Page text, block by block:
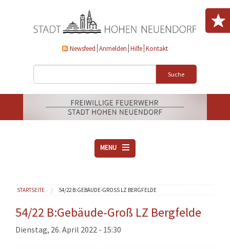
Newsfeed Anmelden Hilfe Kontakt
Suche
MENU
VEREINE
AKTUELLES
DOWNLOADS
Sie sind hier
STARTSEITE 54/22 B:GEBÄUDE-GROSS LZ BERGFELDE
54/22 B:Gebäude-Groß LZ Bergfelde
Dienstag, 26. April 2022 - 15:30